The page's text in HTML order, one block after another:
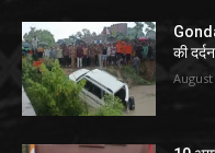
की
August